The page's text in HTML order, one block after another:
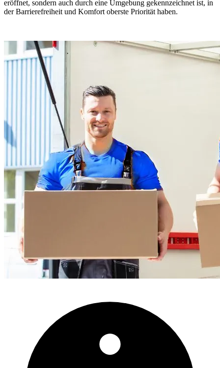
eröffnet, sondern auch durch eine Umgebung gekennzeichnet ist, in
der Barrierefreiheit und Komfort oberste Priorität haben.